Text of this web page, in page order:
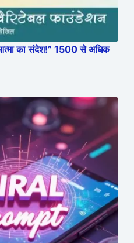
आत्मा का संदेश!” 1500 से अधिक